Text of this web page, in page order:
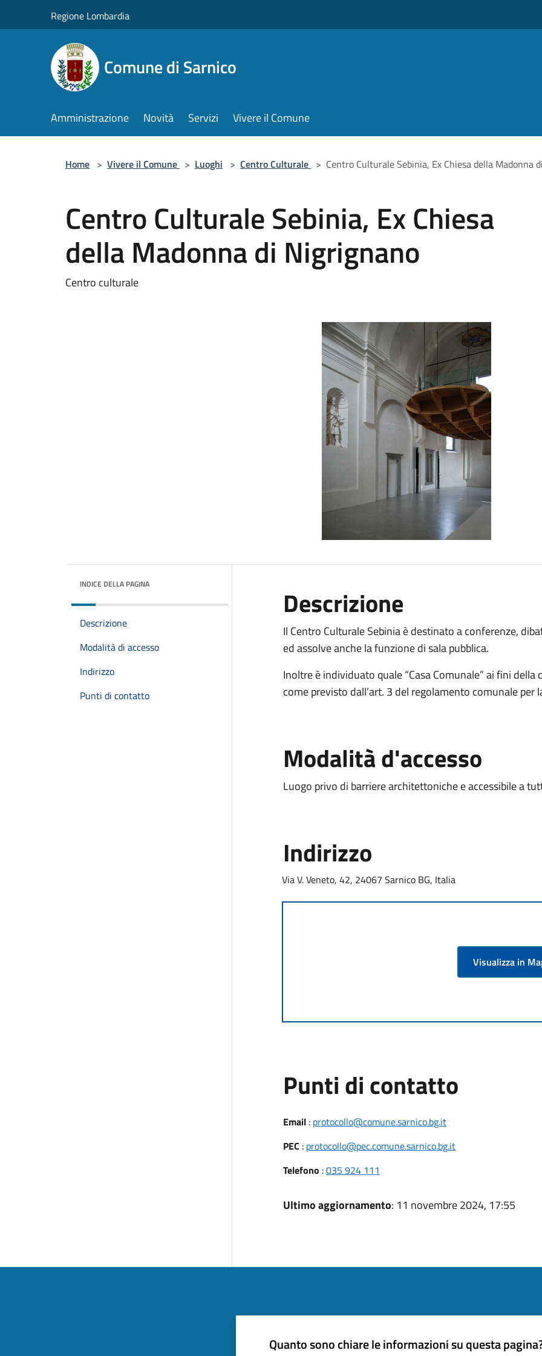
Regione Lombardia
Comune di Sarnico
Amministrazione Novità Servizi Vivere il Comune
Home > Vivere il Comune > Luoghi > Centro Culturale > Centro Culturale Sebinia, Ex Chiesa della Madonna
Centro Culturale Sebinia, Ex Chiesa
della Madonna di Nigrignano
Centro culturale
INDICE DELLA PAGINA
Descrizione
Modalità di accesso
Indirizzo
Punti di contatto
Descrizione
Il Centro Culturale Sebinia è destinato a conferenze,
ed assolve anche la funzione di sala pubblica.
Inoltre è individuato quale “Casa Comunale” ai fini
come previsto dall’art. 3 del regolamento comunale
Modalità d'accesso
Luogo privo di barriere architettoniche e accessibile a
Indirizzo
Via V. Veneto, 42, 24067 Sarnico BG, Italia
Visualizza in
Punti di contatto
Email: protocollo@comune.sarnico.bg.it
PEC : protocollo@pec.comune.sarnico.bg.it
Telefono :035 924 111
Ultimo aggiornamento: 11 novembre 2024, 17:55
Quanto sono chiare le informazioni su questa